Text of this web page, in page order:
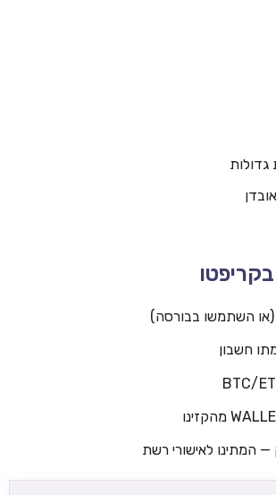
(או השתמשו בבורסה)
חשבון
המתינו לאישורי רשת